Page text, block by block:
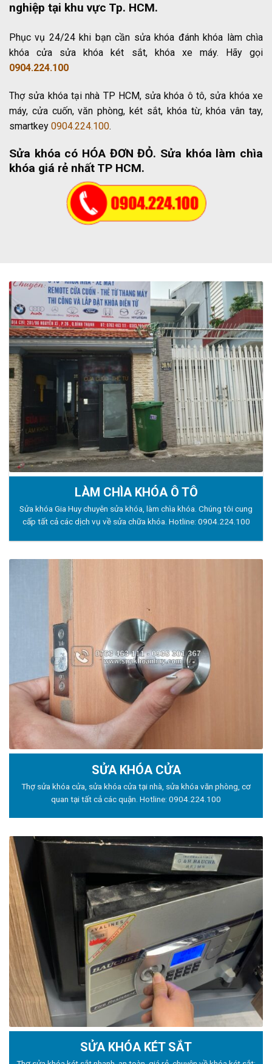
nghiệp tại khu vực Tp. HCM.
Phục vụ 24/24 khi bạn cần sửa khóa đánh khóa làm chìa
khóa cửa sửa khóa két sắt, khóa xe máy. Hãy gọi
0904.224.100
Thợ sửa khóa tại nhà TP HCM, sửa khóa ô tô, sửa khóa xe
máy, cửa cuốn, văn phòng, két sắt, khóa từ, khóa vân tay,
smartkey 0904.224.100.
Sửa khóa có HÓA ĐƠN ĐỎ. Sửa khóa làm chìa
khóa giá rẻ nhất TP HCM.
LÀM CHÌA KHÓA Ô TÔ
Sửa khóa Gia Huy chuyên sửa khóa, làm chìa khóa. Chúng tôi cung
cấp tất cả các dịch vụ về sửa chữa khóa. Hotline: 0904.224.100
SỬA KHÓA CỬA
Thợ sửa khóa cửa, sửa khóa cửa tại nhà, sửa khóa văn phòng, cơ
quan tại tất cả các quận. Hotline: 0904.224.100
SỬA KHÓA KÉT SẮT